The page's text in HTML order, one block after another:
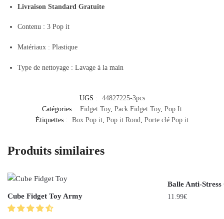
Livraison Standard Gratuite
Contenu : 3 Pop it
Matériaux : Plastique
Type de nettoyage : Lavage à la main
UGS :
44827225-3pcs
Catégories :
Fidget Toy, Pack Fidget Toy, Pop It
Étiquettes :
Box Pop it Pop it Rond Porte clé Pop it
Produits similaires
Cube Fidget Toy Army
Balle Anti-Stress
11.99€